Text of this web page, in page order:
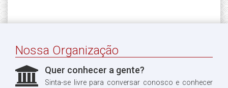
Nossa Organização
Quer conhecer a gente?
Sinta-se livre para conversar conosco e conhecer